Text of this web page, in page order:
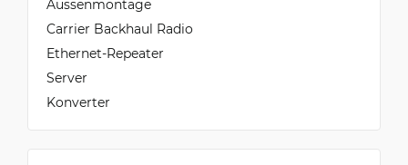
Aussenmontage
Carrier Backhaul Radio
Ethernet-Repeater
Server
Konverter